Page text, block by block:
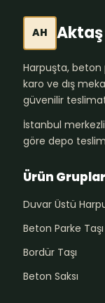
AH
Harpuşta, beton
karo ve dış
güvenilir
İstanbul
göre depo
Ürün
Duvar Üstü
Beton Parke Taşı
Bordür Taşı
Beton Saksı